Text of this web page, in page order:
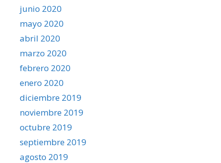
junio 2020
mayo 2020
abril 2020
marzo 2020
febrero 2020
enero 2020
diciembre 2019
noviembre 2019
octubre 2019
septiembre 2019
agosto 2019